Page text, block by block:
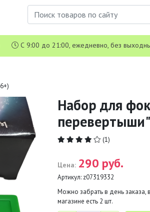
С 9:00 до 21:00, ежедневно, без
Набор для
(1)
Цена: 290 руб.
Артикул: z07319332
Можно забрать в день заказа, в
магазине есть 2 шт.